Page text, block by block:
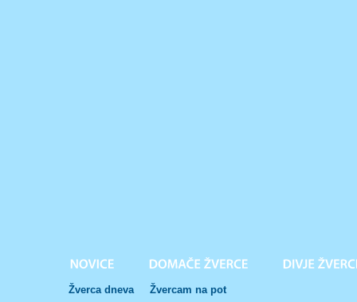
Žverca dneva Žvercam na pot